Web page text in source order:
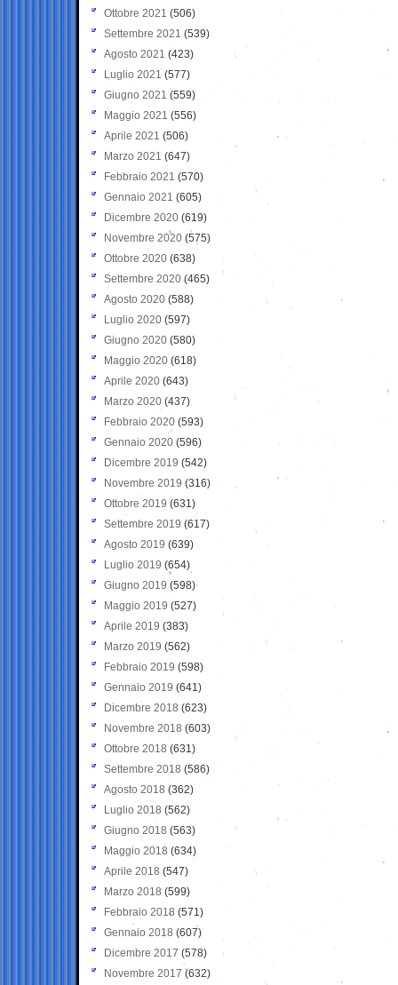
Ottobre 2021 (506)
Settembre 2021 (539)
Agosto 2021 (423)
Luglio 2021 (577)
Giugno 2021(559)
Maggio 2021 (556)
Aprile 2021 (506)
Marzo 2021 (647)
Febbraio 2021 (570)
Gennaio 2021 (605)
Dicembre 2020 (619)
Novembre 2020 (575)
Ottobre 2020 (638)
Settembre 2020(465)
Agosto 2020 (588)
Luglio 2020 (597)
Giugno 2020 (580)
Maggio 2020 (618)
Aprile 2020 (643)
Marzo 2020 (437)
Febbraio 2020 (593)
Gennaio 2020 (596)
Dicembre 2019 (542)
Novembre 2019 (316)
Ottobre 2019 (631)
Settembre 2019 (617)
Agosto 2019 (639)
Luglio 2019 (654)
Giugno 2019 (598)
Maggio 2019 (527)
Aprile 2019 (383)
Marzo 2019 (562)
Febbraio 2019 (598)
Gennaio 2019 (641)
Dicembre 2018 (623)
Novembre 2018 (603)
Ottobre 2018 (631)
Settembre 2018 (586)
Agosto 2018 (362)
Luglio 2018 (562)
Giugno 2018 (563)
Maggio 2018 (634)
Aprile 2018 (547)
Marzo 2018 (599)
Febbraio 2018 (571)
Gennaio 2018 (607)
Dicembre 2017 (578)
Novembre 2017 (632)